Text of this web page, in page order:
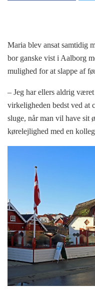
Maria blev ansat samtidig
bor ganske vist i Aalborg
mulighed for at slappe af
– Jeg har ellers aldrig
virkeligheden bedst ved at
sluge, når man vil have sit
kørelejlighed med en